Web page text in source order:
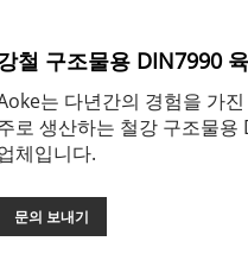
철 구조물용 DIN7990
는 다년간의 경험을 가
로 생산하는 철강 구조물
체입니다.
문의 보내기